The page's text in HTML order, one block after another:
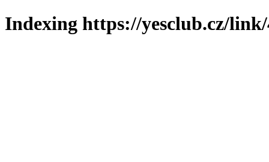
Indexing https://yesclub.cz/link/